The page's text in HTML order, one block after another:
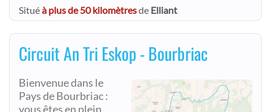
Situéà plus de 50 kilomètresde Elliant
Circuit An Tri Eskop - Bourbriac
Bienvenue dans le
Pays de Bourbriac :
vous êtes en plein